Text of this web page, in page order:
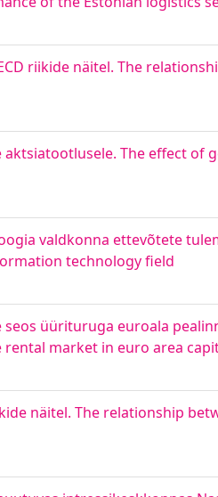
riikide näitel. The
The effect of
valdkonna ettevõtete
technology field
üürituruga euroala
market in euro area
näitel. The relationship